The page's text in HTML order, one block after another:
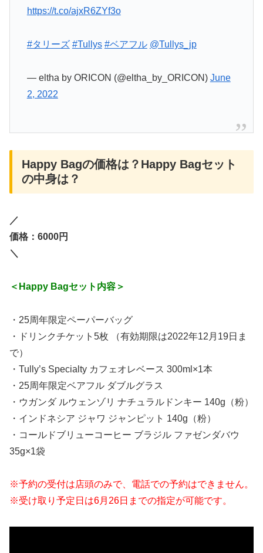
https://t.co/ajxR6ZYf3o
#タリーズ #Tullys #ベアフル @Tullys_jp
— eltha by ORICON (@eltha_by_ORICON) June
2, 2022
Happy Bagの価格は？Happy Bagセット
の中身は？
／
価格：6000円
＼
＜Happy Bagセット内容＞
・25周年限定ペーパーバッグ
・ドリンクチケット5枚 （有効期限は2022年12月19日ま
で）
・Tully’s Specialty カフェオレベース 300ml×1本
・25周年限定ベアフル ダブルグラス
・ウガンダ ルウェンゾリ ナチュラルドンキー 140g（粉）
・インドネシア ジャワ ジャンピット 140g（粉）
・コールドブリューコーヒー ブラジル ファゼンダバウ
35g×1袋
※予約の受付は店頭のみで、電話での予約はできません。
※受け取り予定日は6月26日までの指定が可能です。